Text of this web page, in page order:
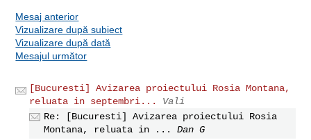
Mesaj anterior
Vizualizare după subiect
Vizualizare după dată
Mesajul următor
[Bucuresti] Avizarea proiectului Rosia Montana,
reluata in septembri...
Vali
Re: [Bucuresti] Avizarea proiectului Rosia
Montana, reluata in ...
Dan G